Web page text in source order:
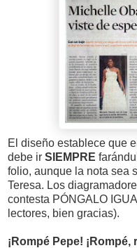
El diseño establece que
debe ir SIEMPRE
folio, aunque la nota sea
Teresa. Los
contesta PÓNGALO
lectores, bien gracias).
¡Rompé Pepe!